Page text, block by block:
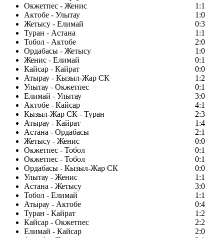
Окжетпес - Женис
1:1
Актобе - Улытау
1:0
Жетысу - Елимай
0:3
Туран - Астана
1:1
Тобол - Актобе
2:0
Ордабасы - Жетысу
1:0
Женис - Елимай
0:1
Кайсар - Кайрат
0:0
Атырау - Кызыл-Жар СК
1:2
Улытау - Окжетпес
0:1
Елимай - Улытау
3:0
Актобе - Кайсар
4:1
Кызыл-Жар СК - Туран
2:3
Атырау - Кайрат
1:4
Астана - Ордабасы
2:1
Жетысу - Женис
0:0
Окжетпес - Тобол
0:1
Окжетпес - Тобол
0:1
Ордабасы - Кызыл-Жар СК
0:0
Улытау - Женис
1:1
Астана - Жетысу
3:0
Тобол - Елимай
1:1
Атырау - Актобе
0:4
Туран - Кайрат
1:2
Кайсар - Окжетпес
2:2
Елимай - Кайсар
2:0